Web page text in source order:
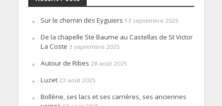
Sur le chemin des Eyguiers 13 septembre 2025
De la chapelle Ste Baume au Castellas de St Victor
La Coste 3 septembre 2025
Autour de Ribes 28 août 2025
Luzet 23 août 2025
Bollène, ses lacs et ses carrières, ses anciennes